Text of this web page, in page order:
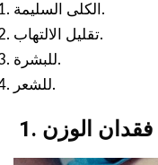
الكلى السليمة.
تقليل الالتهاب.
للبشرة.
للشعر.